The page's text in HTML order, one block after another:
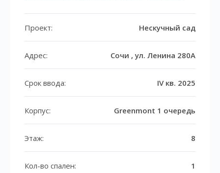
Проект: Нескучный сад
Адрес: Сочи , ул. Ленина 280А
Срок ввода: IV кв. 2025
Корпус: Greenmont 1 очередь
Этаж: 8
Кол-во спален: 1